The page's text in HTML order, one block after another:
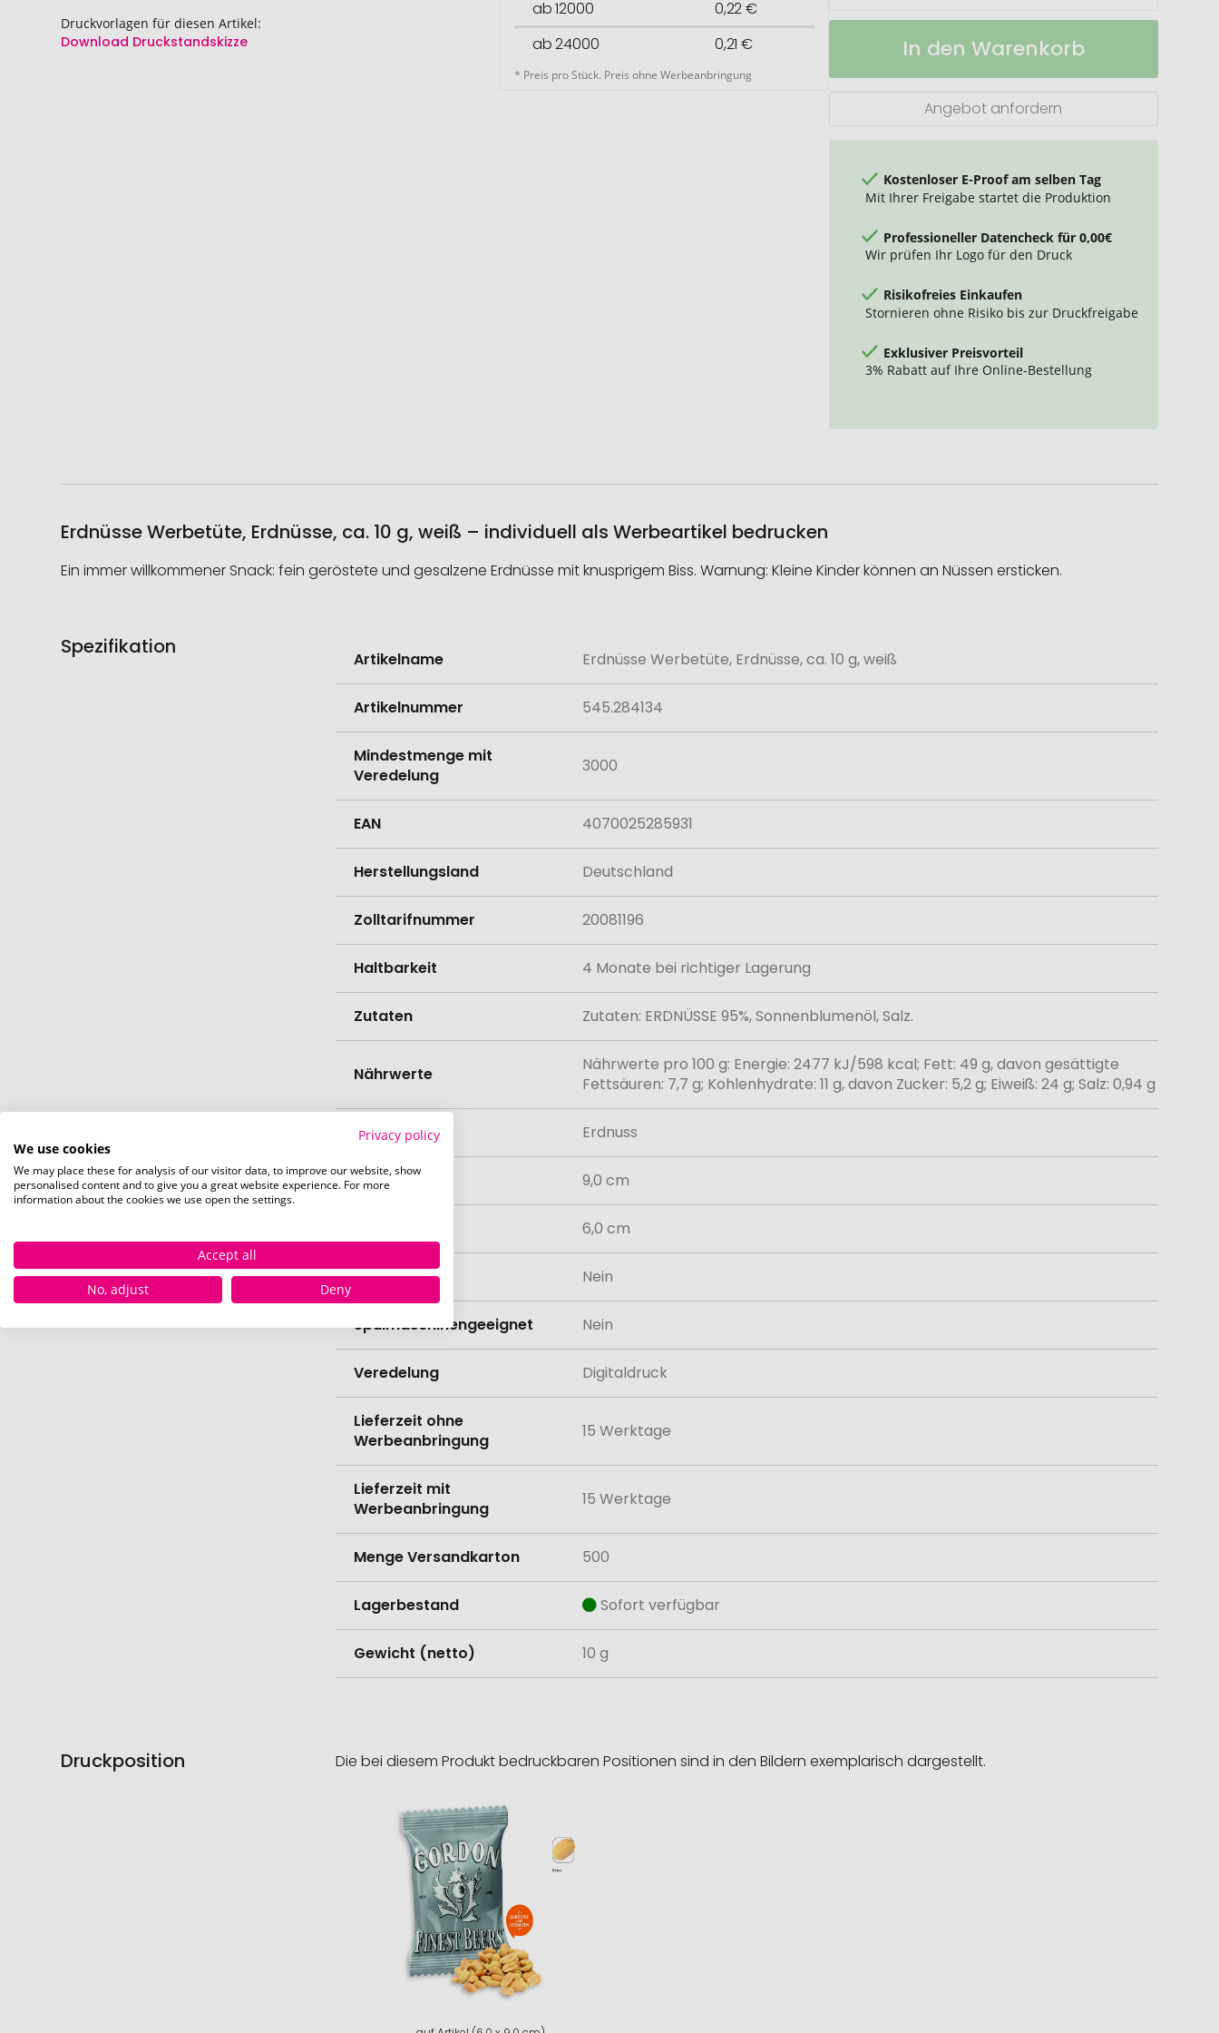
Druckvorlagen für diesen Artikel:
Download Druckstandskizze
ab 12000
0,22 €
ab 24000
0,21 €
* Preis pro Stück. Preis ohne Werbeanbringung
Erdnüsse
Auf
In den Warenkorb
Angebot anfordern
Kostenloser E-Proof am selben Tag
Mit Ihrer Freigabe startet die Produktion
Professioneller Datencheck für 0,00€
Wir prüfen Ihr Logo für den Druck
Risikofreies Einkaufen
Stornieren ohne Risiko bis zur Druckfreigabe
Exklusiver Preisvorteil
3% Rabatt auf Ihre Online-Bestellung
Erdnüsse Werbetüte, Erdnüsse, ca. 10 g, weiß – individuell als Werbeartikel bedrucken
Ein immer willkommener Snack: fein geröstete und gesalzene Erdnüsse mit knusprigem Biss. Warnung: Kleine Kinder können an Nüssen ersticken.
Spezifikation
Informationen
Artikelname Erdnüsse Werbetüte, Erdnüsse, ca. 10 g, weiß
Artikelnummer 545.284134
Mindestmenge mit
Veredelung
3000
EAN 4070025285931
Herstellungsland Deutschland
Zolltarifnummer 20081196
Haltbarkeit 4 Monate bei richtiger Lagerung
Zutaten Zutaten: ERDNÜSSE 95%, Sonnenblumenöl, Salz.
Nährwerte
Nährwerte pro 100 g: Energie: 2477 kJ/598 kcal; Fett: 49 g, davon gesättigte
Fettsäuren: 7,7 g; Kohlenhydrate: 11 g, davon Zucker: 5,2 g; Eiweiß: 24 g; Salz: 0,94 g
Geschmack Erdnuss
Länge 9,0 cm
6,0 cm
Bio-Produkt Nein
Spülmaschinengeeignet Nein
Veredelung Digitaldruck
Lieferzeit ohne
Werbeanbringung
15 Werktage
Lieferzeit mit
Werbeanbringung
15 Werktage
Menge Versandkarton 500
Lagerbestand Sofort verfügbar
Gewicht (netto) 10 g
Druckposition Die bei diesem Produkt bedruckbaren Positionen sind in den Bildern exemplarisch dargestellt.
Privacy policy
We use cookies
We may place these for analysis of our visitor data, to improve our website, show
personalised content and to give you a great website experience. For more
information about the cookies we use open the settings.
Accept all
No, adjust
Deny